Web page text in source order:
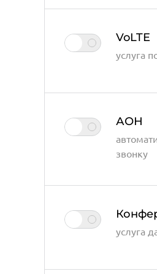
VoLTE
услуга
АОН
звонку
услуга